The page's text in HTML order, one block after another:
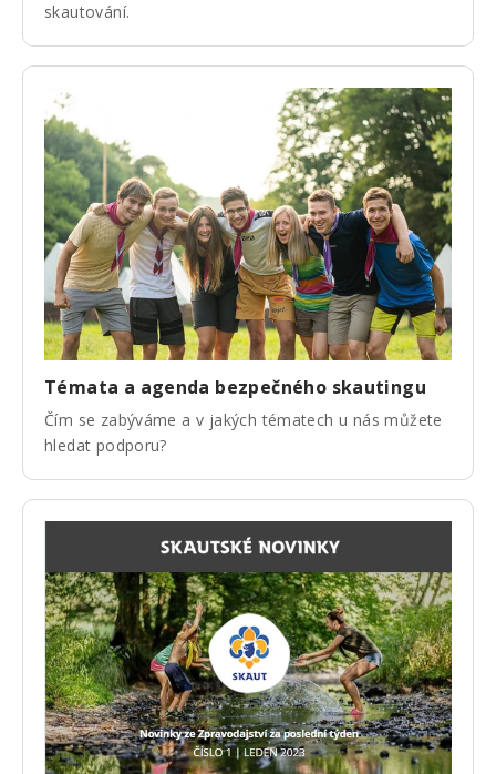
skautování.
Témata a agenda bezpečného skautingu
Čím se zabýváme a v jakých tématech u nás můžete
hledat podporu?